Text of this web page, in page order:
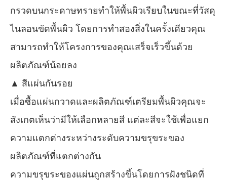
กรวดบนกระดาษทรายทำให้พื้นผิวเรียบในขณะที่วัสดุ
ไนลอนขัดพื้นผิว โดยการทำสองสิ่งในครั้งเดียวคุณ
สามารถทำให้โครงการของคุณเสร็จเร็วขึ้นด้วย
ผลิตภัณฑ์น้อยลง
▲ สีแผ่นกันรอย
เมื่อซื้อแผ่นกวาดและผลิตภัณฑ์เตรียมพื้นผิวคุณจะ
สังเกตเห็นว่ามีให้เลือกหลายสี แต่ละสีจะใช้เพื่อแยก
ความแตกต่างระหว่างระดับความขรุขระของ
ผลิตภัณฑ์ที่แตกต่างกัน
ความขรุขระของแผ่นถูกสร้างขึ้นโดยการฝังชนิดที่